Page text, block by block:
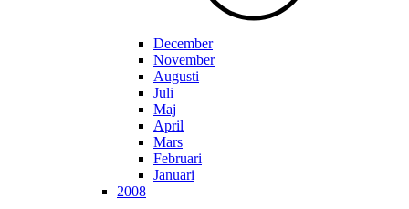
December
November
Augusti
Juli
Maj
April
Mars
Februari
Januari
2008